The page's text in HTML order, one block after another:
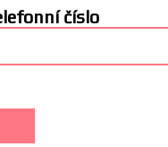
číslo